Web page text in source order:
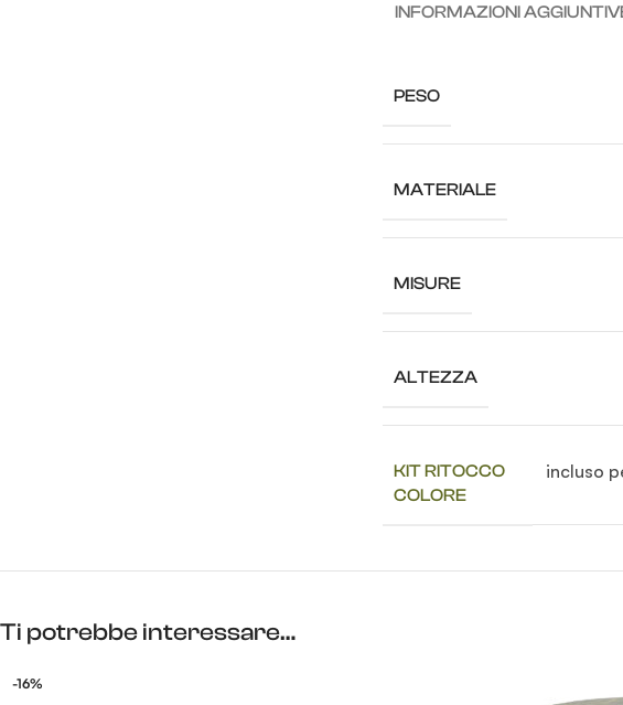
INFORMAZIONI
PESO
MATERIALE
MISURE
ALTEZZA
KIT RITOCCO
COLORE
incluso
Ti potrebbe interessare…
-16%